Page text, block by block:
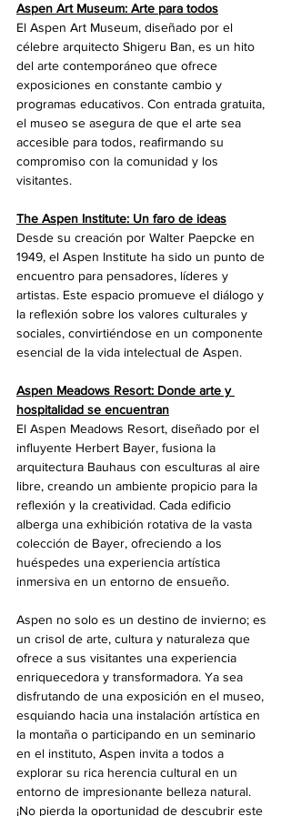
Aspen Art Museum: Arte para todos
El Aspen Art Museum, diseñado por el
célebre arquitecto Shigeru Ban, es un hito
del arte contemporáneo que ofrece
exposiciones en constante cambio y
programas educativos. Con entrada gratuita,
el museo se asegura de que el arte sea
accesible para todos, reafirmando su
compromiso con la comunidad y los
visitantes.
The Aspen Institute: Un faro de ideas
Desde su creación por Walter Paepcke en
1949, el Aspen Institute ha sido un punto de
encuentro para pensadores, líderes y
artistas. Este espacio promueve el diálogo y
la reflexión sobre los valores culturales y
sociales, convirtiéndose en un componente
esencial de la vida intelectual de Aspen.
Aspen Meadows Resort: Donde arte y
hospitalidad se encuentran
El Aspen Meadows Resort, diseñado por el
influyente Herbert Bayer, fusiona la
arquitectura Bauhaus con esculturas al aire
libre, creando un ambiente propicio para la
reflexión y la creatividad. Cada edificio
alberga una exhibición rotativa de la vasta
colección de Bayer, ofreciendo a los
huéspedes una experiencia artística
inmersiva en un entorno de ensueño.
Aspen no solo es un destino de invierno; es
un crisol de arte, cultura y naturaleza que
ofrece a sus visitantes una experiencia
enriquecedora y transformadora. Ya sea
disfrutando de una exposición en el museo,
esquiando hacia una instalación artística en
la montaña o participando en un seminario
en el instituto, Aspen invita a todos a
explorar su rica herencia cultural en un
entorno de impresionante belleza natural.
¡No pierda la oportunidad de descubrir este